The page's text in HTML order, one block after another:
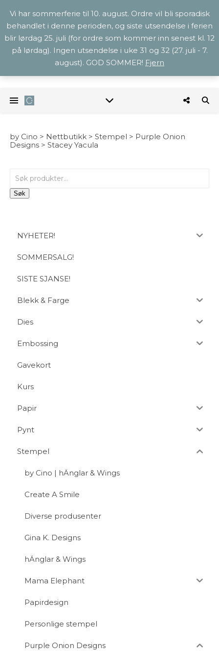
by Cino > Nettbutikk > Stempel > Purple Onion
Designs > Stacey Yacula
Søk
NYHETER!
SOMMERSALG!
SISTE SJANSE!
Blekk & Farge
Dies
Embossing
Gavekort
Kurs
Papir
Pynt
Stempel
by Cino | hÄnglar & Wings
Create A Smile
Diverse produsenter
Gina K. Designs
hÄnglar & Wings
Mama Elephant
Papirdesign
Personlige stempel
Purple Onion Designs
Vi har sommerferie til 10. august. Ordre vil bli sporadisk
behandlet i denne perioden, og siste utsendelse i ferien
blir lørdag 25. juli (for ordre som kommer inn senest kl. 12
på lørdag). Ingen utsendelse i uke 31 og 32 (27. juli - 7.
august). GOD SOMMER! Fjern